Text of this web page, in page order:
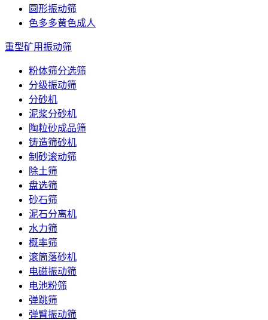
圆形振动筛
色多多黄色成人
重型矿用振动筛
粉体筛分选筛
分级振动筛
分砂机
泥浆分砂机
陶粒砂成品筛
铸造筛砂机
制砂滚动筛
除土筛
盘选筛
砂石筛
泥石分离机
水力筛
概率筛
滚筒落砂机
电磁振动筛
电池粉筛
弹跳筛
弹臂振动筛